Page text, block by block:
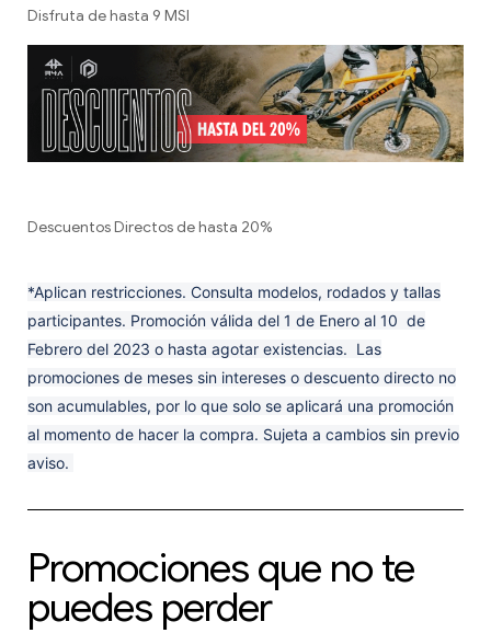
Disfruta de hasta 9 MSI
Descuentos Directos de hasta 20%
*Aplican restricciones. Consulta modelos, rodados y tallas
participantes. Promoción válida del 1 de Enero al 10 de
Febrero del 2023 o hasta agotar existencias. Las
promociones de meses sin intereses o descuento directo no
son acumulables, por lo que solo se aplicará una promoción
al momento de hacer la compra. Sujeta a cambios sin previo
aviso.
Promociones que no te
puedes perder